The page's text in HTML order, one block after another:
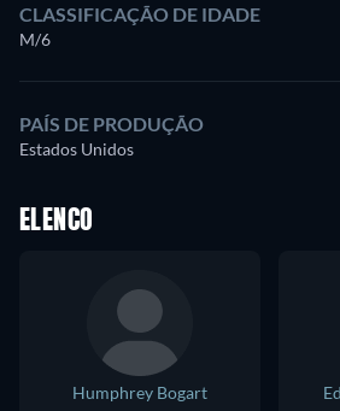
CLASSIFICAÇÃO DE IDADE
M/6
PAÍS DE PRODUÇÃO
Estados Unidos
ELENCO
Humphrey Bogart